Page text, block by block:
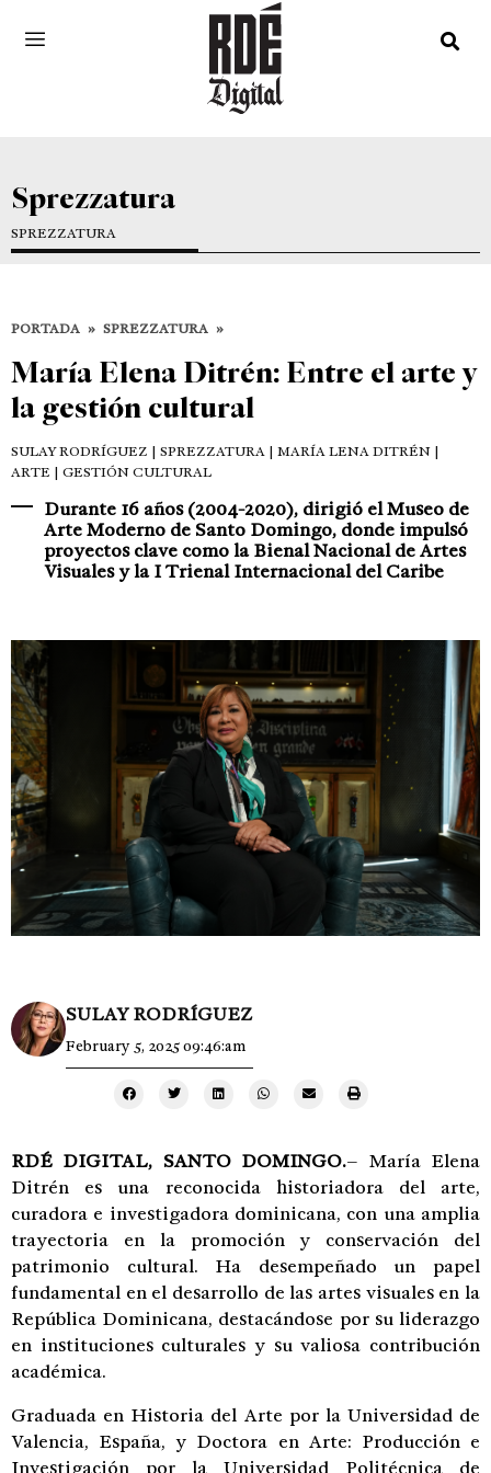
Sprezzatura
SPREZZATURA
PORTADA » SPREZZATURA »
María Elena Ditrén: Entre el arte y
la gestión cultural
SULAY RODRÍGUEZ | SPREZZATURA | MARÍA LENA DITRÉN |
ARTE | GESTIÓN CULTURAL
Durante 16 años (2004-2020), dirigió el Museo de
Arte Moderno de Santo Domingo, donde impulsó
proyectos clave como la Bienal Nacional de Artes
Visuales y la I Trienal Internacional del Caribe
SULAY RODRÍGUEZ
February 5, 2025 09:46:am
RDÉ DIGITAL, SANTO DOMINGO.– María Elena
Ditrén es una reconocida historiadora del arte,
curadora e investigadora dominicana, con una amplia
trayectoria en la promoción y conservación del
patrimonio cultural. Ha desempeñado un papel
fundamental en el desarrollo de las artes visuales en la
República Dominicana, destacándose por su liderazgo
en instituciones culturales y su valiosa contribución
académica.
Graduada en Historia del Arte por la Universidad de
Valencia, España, y Doctora en Arte: Producción e
Investigación por la Universidad Politécnica de